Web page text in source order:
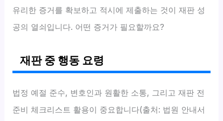
유리한 증거를 확보하고 적시에 제출하는 것이 재판 성
공의 열쇠입니다. 어떤 증거가 필요할까요?
재판 중 행동 요령
법정 예절 준수, 변호인과 원활한 소통, 그리고 재판 전
준비 체크리스트 활용이 중요합니다(출처: 법원 안내서